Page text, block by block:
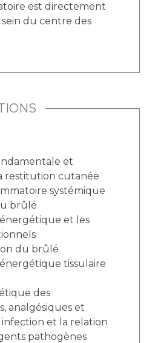
est directement
du centre des
et
restitution cutanée
systémique
brûlé
et les
du brûlé
tissulaire
des
analgésiques et
et la relation
pathogènes